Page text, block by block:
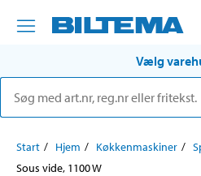
Vælg
Start Hjem Køkkenmaskiner
Sous vide, 1100 W